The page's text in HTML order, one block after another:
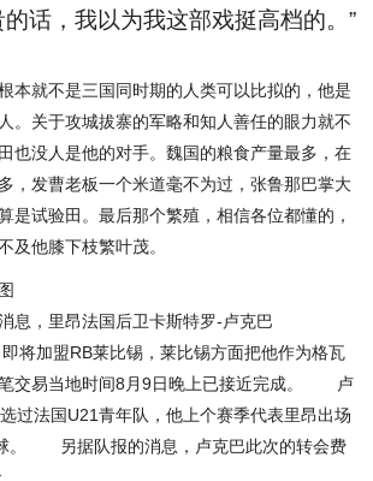
话，我以为我这部戏挺高档的。”
本就不是三国同时期的人类可以比拟的，他是
。关于攻城拔寨的军略和知人善任的眼力就不
也没人是他的对手。魏国的粮食产量最多，在
，发曹老板一个米道毫不为过，张鲁那巴掌大
是试验田。最后那个繁殖，相信各位都懂的，
及他膝下枝繁叶茂。
息，里昂法国后卫卡斯特罗-卢克巴
即将加盟RB莱比锡，莱比锡方面把他作为格瓦
笔交易当地时间8月9日晚上已接近完成。 卢
过法国U21青年队，他上个赛季代表里昂出场
。 另据队报的消息，卢克巴此次的转会费